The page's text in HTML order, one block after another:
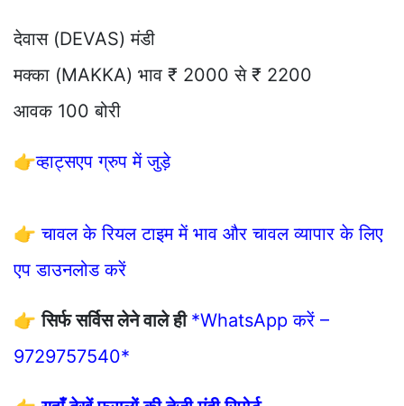
देवास (DEVAS) मंडी
मक्का (MAKKA) भाव ₹ 2000 से ₹ 2200
आवक 100 बोरी
👉व्हाट्सएप ग्रुप में जुड़े
👉चावल के रियल टाइम में भाव और चावल व्यापार के लिए
एप डाउनलोड करें
👉सिर्फ सर्विस लेने वाले ही *WhatsApp करें –
9729757540*